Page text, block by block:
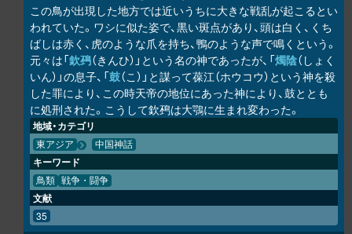
この鳥が出現した地方では近いうちに大きな戦乱が起こるとい
われていた。ワシに似た姿で、黒い斑点があり、頭は白く、くち
ばしは赤く、虎のような爪を持ち、鴨のような声で鳴くという。
元々は「欽䲹（きんひ）」という名の神であったが、「燭陰（しょく
いん）」の息子、「鼓（こ）」と謀って葆江（ホウコウ）という神を殺
した罪により、この時天帝の地位にあった神により、鼓ととも
に処刑された。こうして欽䲹は大鶚に生まれ変わった。
地域・カテゴリ
東アジア 中国神話
キーワード
鳥類 戦争・闘争
文献
35